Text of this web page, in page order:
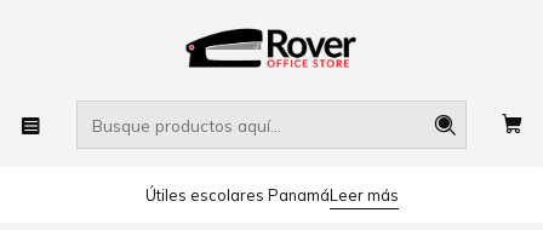
Útiles escolares PanamáLeer más